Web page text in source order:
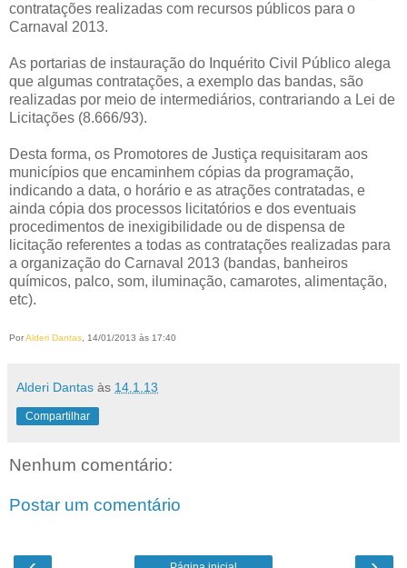
contratações realizadas com recursos públicos para o
Carnaval 2013.
As portarias de instauração do Inquérito Civil Público alega
que algumas contratações, a exemplo das bandas, são
realizadas por meio de intermediários, contrariando a Lei de
Licitações (8.666/93).
Desta forma, os Promotores de Justiça requisitaram aos
municípios que encaminhem cópias da programação,
indicando a data, o horário e as atrações contratadas, e
ainda cópia dos processos licitatórios e dos eventuais
procedimentos de inexigibilidade ou de dispensa de
licitação referentes a todas as contratações realizadas para
a organização do Carnaval 2013 (bandas, banheiros
químicos, palco, som, iluminação, camarotes, alimentação,
etc).
PorAlderi Dantas, 14/01/2013 às 17:40
Alderi Dantas às 14.1.13
Compartilhar
Nenhum comentário:
Postar um comentário